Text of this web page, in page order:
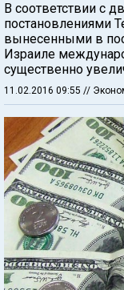
В соответствии с
постановлениями
вынесенными в
Израиле
существенно
11.02.2016 09:55 //